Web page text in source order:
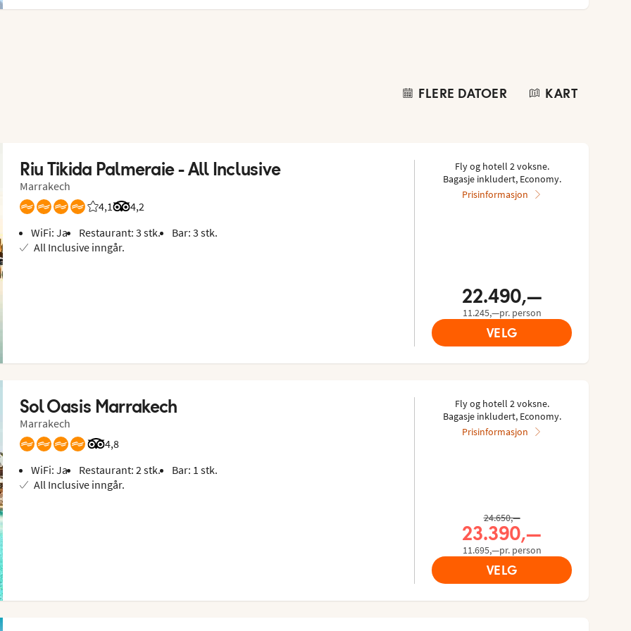
FLERE DATOER KART
Riu Tikida Palmeraie - All Inclusive
Marrakech
4,1
Vurdering fra Vings gjester: 4.087/5
4,2
Vurdering fra Tripadvisor: 4.2 of 5
WiFi: Ja
Restaurant: 3 stk.
Bar: 3 stk.
All Inclusive inngår.
Fly og hotell 2 voksne.
Bagasje inkludert, Economy.
Prisinformasjon
22.490,—
11.245,—pr. person
VELG
Sol Oasis Marrakech
Marrakech
4,8
Vurdering fra Tripadvisor: 4.8 of 5
WiFi: Ja
Restaurant: 2 stk.
Bar: 1 stk.
All Inclusive inngår.
Fly og hotell 2 voksne.
Bagasje inkludert, Economy.
Prisinformasjon
Tidligere pris,
24.650,—
Nåværende pris,
23.390,—
11.695,—pr. person
VELG